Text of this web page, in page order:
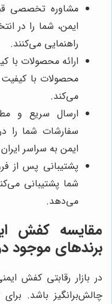
مشاوره تخصصی
ایمن، شما را در
راهنمایی می‌کنند.
ارائه محصولات با
محصولات با کیفیت
می‌کند.
ارسال سریع و
سفارشات شما را
ایمن به سراسر
پشتیبانی پس از
شما پشتیبانی
می‌دهد.
مقایسه کفش
برندهای موجود در
در بازار رقابتی کفش
چالش‌برانگیز باشد.